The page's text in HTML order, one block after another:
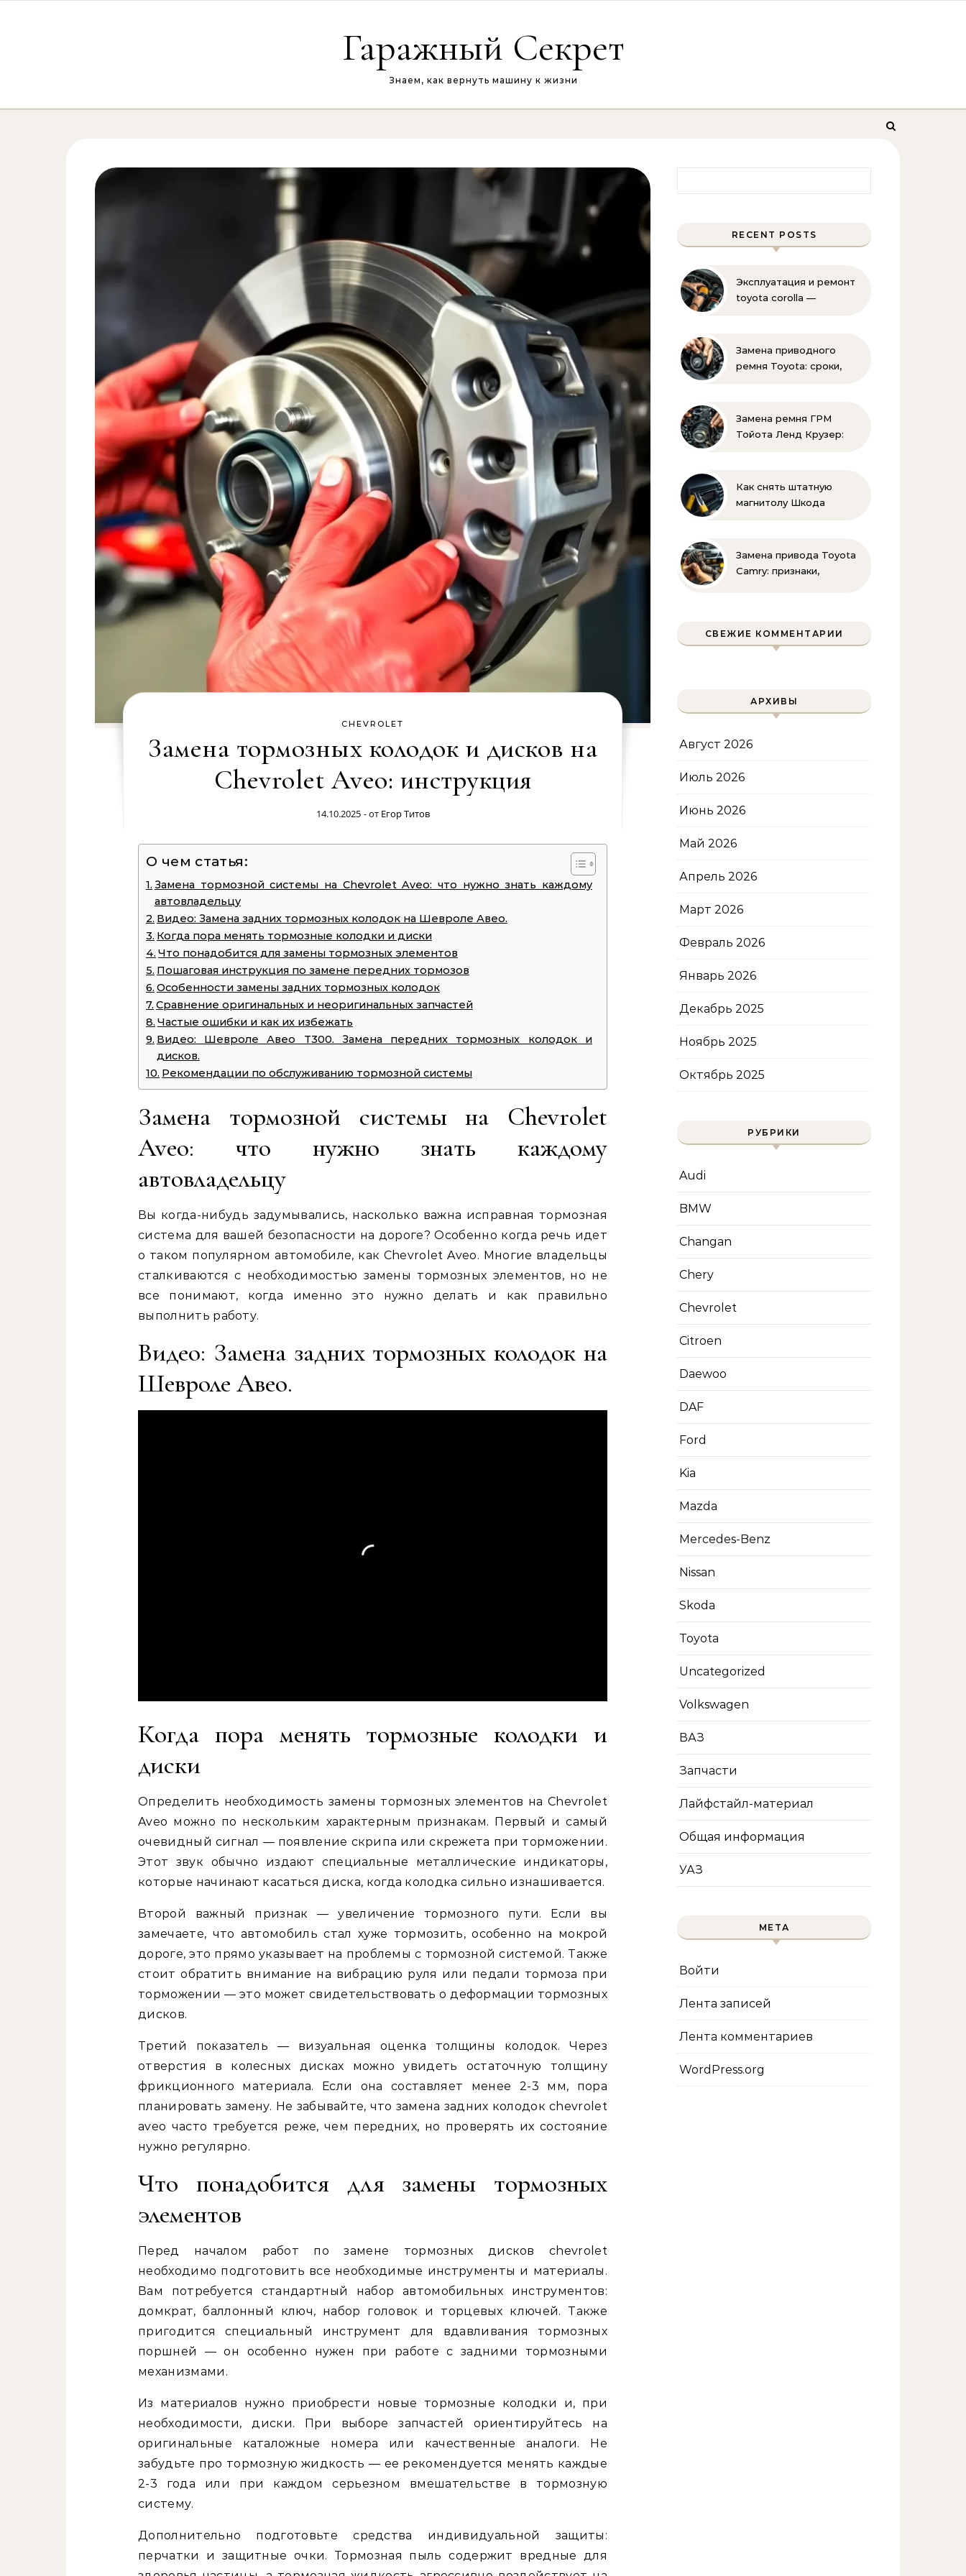
Гаражный Секрет
Знаем, как вернуть машину к жизни
CHEVROLET
Замена тормозных колодок и дисков на
Chevrolet Aveo: инструкция
14.10.2025 - от Егор Титов
О чем статья:
Замена тормозной системы на Chevrolet Aveo: что нужно знать каждому
автовладельцу
Видео: Замена задних тормозных колодок на Шевроле Авео.
Когда пора менять тормозные колодки и диски
Что понадобится для замены тормозных элементов
Пошаговая инструкция по замене передних тормозов
Особенности замены задних тормозных колодок
Сравнение оригинальных и неоригинальных запчастей
Частые ошибки и как их избежать
Видео: Шевроле Авео Т300. Замена передних тормозных колодок и
дисков.
Рекомендации по обслуживанию тормозной системы
Замена тормозной системы на Chevrolet
Aveo: что нужно знать каждому
автовладельцу
Вы когда-нибудь задумывались, насколько важна исправная тормозная
система для вашей безопасности на дороге? Особенно когда речь идет
о таком популярном автомобиле, как Chevrolet Aveo. Многие владельцы
сталкиваются с необходимостью замены тормозных элементов, но не
все понимают, когда именно это нужно делать и как правильно
выполнить работу.
Видео: Замена задних тормозных колодок на
Шевроле Авео.
Когда пора менять тормозные колодки и
диски
Определить необходимость замены тормозных элементов на Chevrolet
Aveo можно по нескольким характерным признакам. Первый и самый
очевидный сигнал — появление скрипа или скрежета при торможении.
Этот звук обычно издают специальные металлические индикаторы,
которые начинают касаться диска, когда колодка сильно изнашивается.
Второй важный признак — увеличение тормозного пути. Если вы
замечаете, что автомобиль стал хуже тормозить, особенно на мокрой
дороге, это прямо указывает на проблемы с тормозной системой. Также
стоит обратить внимание на вибрацию руля или педали тормоза при
торможении — это может свидетельствовать о деформации тормозных
дисков.
Третий показатель — визуальная оценка толщины колодок. Через
отверстия в колесных дисках можно увидеть остаточную толщину
фрикционного материала. Если она составляет менее 2-3 мм, пора
планировать замену. Не забывайте, что замена задних колодок chevrolet
aveo часто требуется реже, чем передних, но проверять их состояние
нужно регулярно.
Что понадобится для замены тормозных
элементов
Перед началом работ по замене тормозных дисков chevrolet
необходимо подготовить все необходимые инструменты и материалы.
Вам потребуется стандартный набор автомобильных инструментов:
домкрат, баллонный ключ, набор головок и торцевых ключей. Также
пригодится специальный инструмент для вдавливания тормозных
поршней — он особенно нужен при работе с задними тормозными
механизмами.
Из материалов нужно приобрести новые тормозные колодки и, при
необходимости, диски. При выборе запчастей ориентируйтесь на
оригинальные каталожные номера или качественные аналоги. Не
забудьте про тормозную жидкость — ее рекомендуется менять каждые
2-3 года или при каждом серьезном вмешательстве в тормозную
систему.
Дополнительно подготовьте средства индивидуальной защиты:
перчатки и защитные очки. Тормозная пыль содержит вредные для
RECENT POSTS
Эксплуатация и ремонт
toyota corolla —
Замена приводного
ремня Toyota: сроки,
своими руками
Замена ремня ГРМ
Тойота Ленд Крузер:
Как снять штатную
магнитолу Шкода
руками
Замена привода Toyota
Camry: признаки,
СВЕЖИЕ КОММЕНТАРИИ
АРХИВЫ
Август 2026
Июль 2026
Июнь 2026
Май 2026
Апрель 2026
Март 2026
Февраль 2026
Январь 2026
Декабрь 2025
Ноябрь 2025
Октябрь 2025
РУБРИКИ
Audi
BMW
Changan
Chery
Chevrolet
Citroen
Daewoo
DAF
Ford
Kia
Mazda
Mercedes-Benz
Nissan
Skoda
Toyota
Uncategorized
Volkswagen
ВАЗ
Запчасти
Лайфстайл-материал
Общая информация
УАЗ
МЕТА
Войти
Лента записей
Лента комментариев
WordPress.org